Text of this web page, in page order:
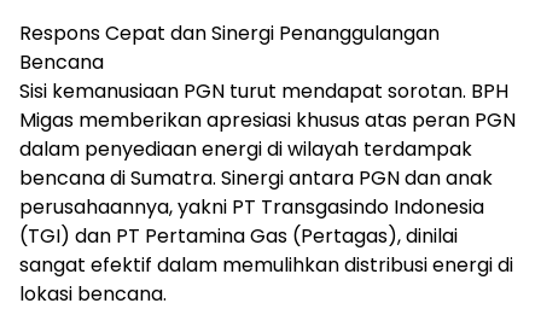
Respons Cepat dan Sinergi Penanggulangan
Bencana
Sisi kemanusiaan PGN turut mendapat sorotan. BPH
Migas memberikan apresiasi khusus atas peran PGN
dalam penyediaan energi di wilayah terdampak
bencana di Sumatra. Sinergi antara PGN dan anak
perusahaannya, yakni PT Transgasindo Indonesia
(TGI) dan PT Pertamina Gas (Pertagas), dinilai
sangat efektif dalam memulihkan distribusi energi di
lokasi bencana.